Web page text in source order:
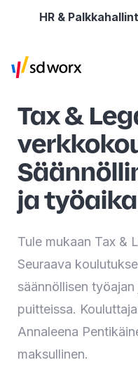
HR &
Tax &
ja
Tule mukaan Tax &
Seuraava
säännöllisen
puitteissa.
Annaleena
maksullinen.